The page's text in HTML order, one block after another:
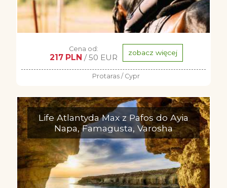
Cena od:
217 PLN / 50 EUR zobacz więcej
Protaras / Cypr
Life Atlantyda Max z Pafos do Ayia
Napa, Famagusta, Varosha